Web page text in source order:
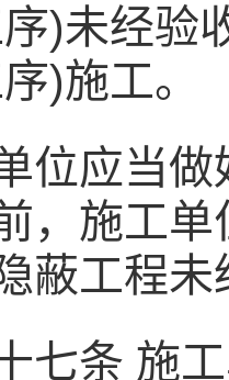
)未经验
)施工。
应当做
，施工
蔽工程
条 施工